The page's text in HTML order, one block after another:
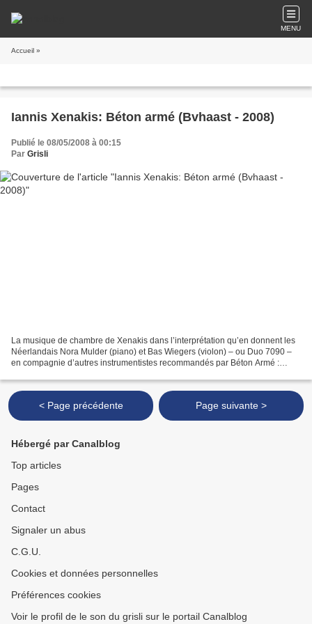
MENU
Accueil »
Iannis Xenakis: Béton armé (Bvhaast - 2008)
Publié le 08/05/2008 à 00:15
Par Grisli
La musique de chambre de Xenakis dans l’interprétation qu’en donnent les
Néerlandais Nora Mulder (piano) et Bas Wiegers (violon) – ou Duo 7090 –
en compagnie d’autres instrumentistes recommandés par Béton Armé :
< Page précédente Page suivante >
Hébergé par Canalblog
Top articles
Pages
Contact
Signaler un abus
C.G.U.
Cookies et données personnelles
Préférences cookies
Voir le profil de le son du grisli sur le portail Canalblog